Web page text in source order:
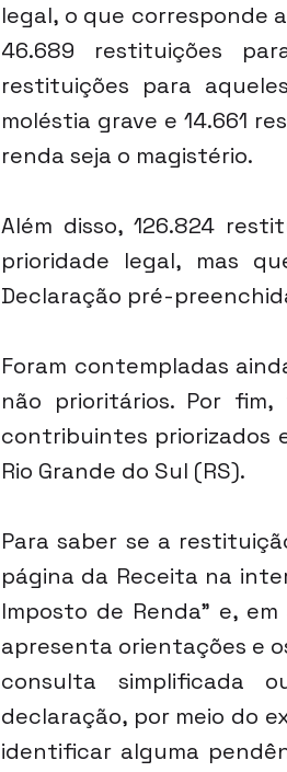
legal, o que corresponde
46.689 restituições
restituições para
moléstia grave e 14.661
renda seja o magistério.
Além disso, 126.824
prioridade legal, mas
Declaração pré-
Foram contempladas
não prioritários. Por
contribuintes priorizados
Rio Grande do Sul (RS).
Para saber se a
página da Receita na
Imposto de Renda" e,
apresenta orientações e
consulta simplificada
declaração, por meio do
identificar alguma